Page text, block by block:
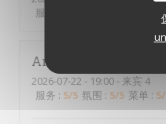
服务
Antoine
2026-07-22 - 19:00 - 来宾 4
服务 : 5/5 氛围 : 5/5 菜单 : 5